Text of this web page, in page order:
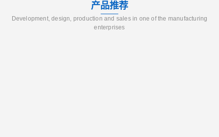
产品推荐
Development, design, production and sales in one of the manufacturing
enterprises